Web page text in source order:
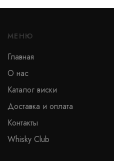
МЕНЮ
Главная
О нас
Каталог виски
Доставка и оплата
Контакты
Whisky Club